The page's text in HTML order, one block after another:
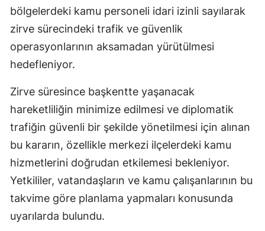
bölgelerdeki kamu personeli idari izinli sayılarak
zirve sürecindeki trafik ve güvenlik
operasyonlarının aksamadan yürütülmesi
hedefleniyor.
Zirve süresince başkentte yaşanacak
hareketliliğin minimize edilmesi ve diplomatik
trafiğin güvenli bir şekilde yönetilmesi için alınan
bu kararın, özellikle merkezi ilçelerdeki kamu
hizmetlerini doğrudan etkilemesi bekleniyor.
Yetkililer, vatandaşların ve kamu çalışanlarının bu
takvime göre planlama yapmaları konusunda
uyarılarda bulundu.